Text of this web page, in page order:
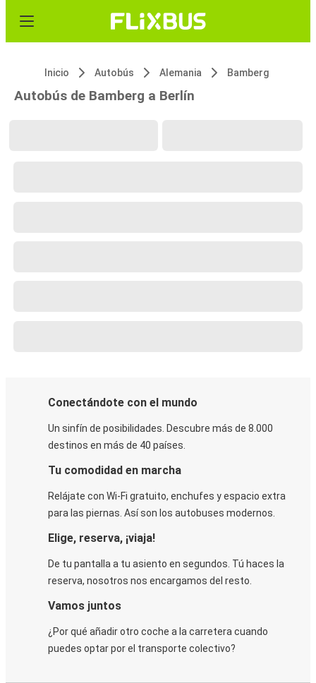
Inicio Autobús Alemania Bamberg
Autobús de Bamberg a Berlín
Conectándote con el mundo
Un sinfín de posibilidades. Descubre más de 8.000
destinos en más de 40 países.
Tu comodidad en marcha
Relájate con Wi-Fi gratuito, enchufes y espacio extra
para las piernas. Así son los autobuses modernos.
Elige, reserva, ¡viaja!
De tu pantalla a tu asiento en segundos. Tú haces la
reserva, nosotros nos encargamos del resto.
Vamos juntos
¿Por qué añadir otro coche a la carretera cuando
puedes optar por el transporte colectivo?